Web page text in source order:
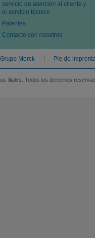
servicio de atención al cliente y
el servicio técnico
Patentes
Contacte con nosotros
Grupo Merck Pie de
filiales. Todos los derechos